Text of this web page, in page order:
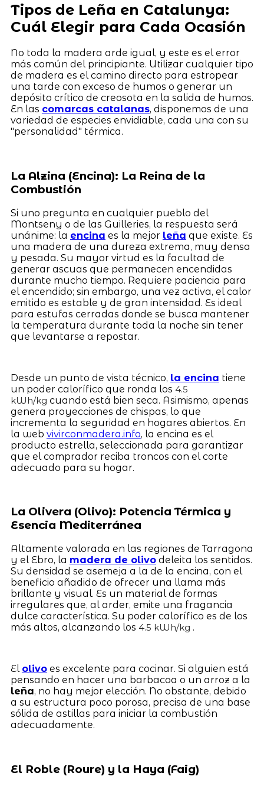
Tipos de Leña en Catalunya:
Cuál Elegir para Cada Ocasión
No toda la madera arde igual, y este es el error
más común del principiante. Utilizar cualquier tipo
de madera es el camino directo para estropear
una tarde con exceso de humos o generar un
depósito crítico de creosota en la salida de humos.
En las comarcas catalanas, disponemos de una
variedad de especies envidiable, cada una con su
"personalidad" térmica.
La Alzina (Encina): La Reina de la
Combustión
Si uno pregunta en cualquier pueblo del
Montseny o de las Guilleries, la respuesta será
unánime: la encina es la mejor leña que existe. Es
una madera de una dureza extrema, muy densa
y pesada. Su mayor virtud es la facultad de
generar ascuas que permanecen encendidas
durante mucho tiempo. Requiere paciencia para
el encendido; sin embargo, una vez activa, el calor
emitido es estable y de gran intensidad. Es ideal
para estufas cerradas donde se busca mantener
la temperatura durante toda la noche sin tener
que levantarse a repostar.
Desde un punto de vista técnico, la encina tiene
un poder calorífico que ronda los 4.5
kWh/kg cuando está bien seca. Asimismo, apenas
genera proyecciones de chispas, lo que
incrementa la seguridad en hogares abiertos. En
la web vivirconmadera.info, la encina es el
producto estrella, seleccionada para garantizar
que el comprador reciba troncos con el corte
adecuado para su hogar.
La Olivera (Olivo): Potencia Térmica y
Esencia Mediterránea
Altamente valorada en las regiones de Tarragona
y el Ebro, la madera de olivodeleita los sentidos.
Su densidad se asemeja a la de la encina, con el
beneficio añadido de ofrecer una llama más
brillante y visual. Es un material de formas
irregulares que, al arder, emite una fragancia
dulce característica. Su poder calorífico es de los
más altos, alcanzando los 4.5 kWh/kg .
El olivoes excelente para cocinar. Si alguien está
pensando en hacer una barbacoa o un arroz a la
leña, no hay mejor elección. No obstante, debido
a su estructura poco porosa, precisa de una base
sólida de astillas para iniciar la combustión
adecuadamente.
El Roble (Roure) y la Haya (Faig)